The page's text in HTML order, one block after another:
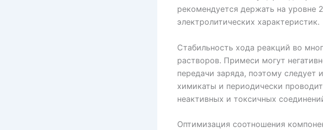
рекомендуется держать на уровне
электролитических характеристик.
Стабильность хода реакций во
растворов. Примеси могут
передачи заряда, поэтому следует
химикаты и периодически
неактивных и токсичных
Оптимизация соотношения